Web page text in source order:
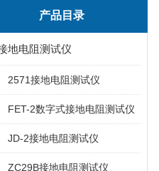
产品目录
地电阻测试仪
2571接地电阻测试仪
FET-2数字式接地电阻测试仪
JD-2接地电阻测试仪
ZC29B接地电阻测试仪